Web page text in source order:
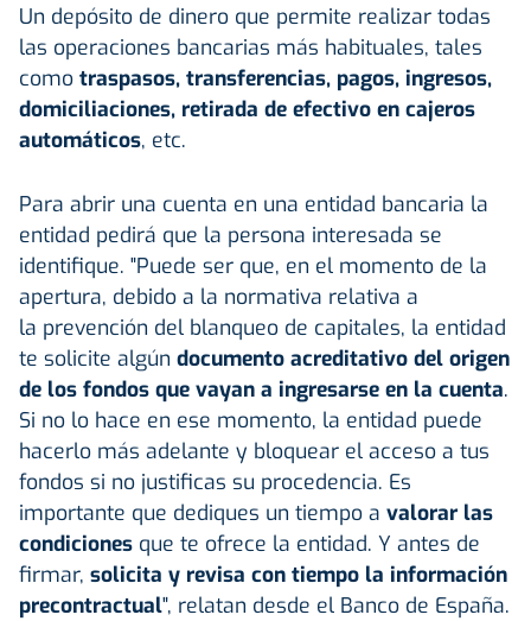
Un depósito de dinero que permite realizar todas
las operaciones bancarias más habituales, tales
como traspasos, transferencias, pagos, ingresos,
domiciliaciones, retirada de efectivo en cajeros
automáticos, etc.
Para abrir una cuenta en una entidad bancaria la
entidad pedirá que la persona interesada se
identifique. "Puede ser que, en el momento de la
apertura, debido a la normativa relativa a
la prevención del blanqueo de capitales, la entidad
te solicite algún documento acreditativo del origen
de los fondos que vayan a ingresarse en la cuenta.
Si no lo hace en ese momento, la entidad puede
hacerlo más adelante y bloquear el acceso a tus
fondos si no justificas su procedencia. Es
importante que dediques un tiempo a valorar las
condiciones que te ofrece la entidad. Y antes de
firmar, solicita y revisa con tiempo la información
precontractual", relatan desde el Banco de España.